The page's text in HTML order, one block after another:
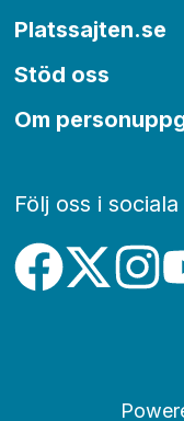
Platssajten.se
Stöd oss
Om
Följ oss i